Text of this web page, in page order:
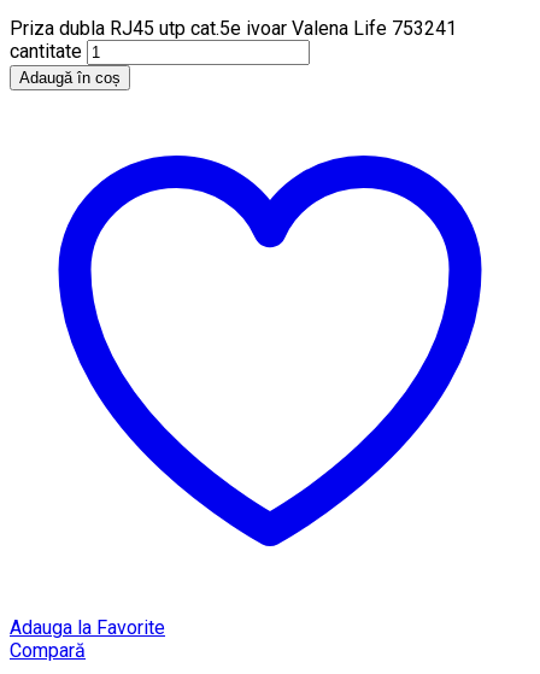
Priza dubla RJ45 utp cat.5e ivoar Valena Life 753241
cantitate
Adaugă în coș
Adauga la Favorite
Compară